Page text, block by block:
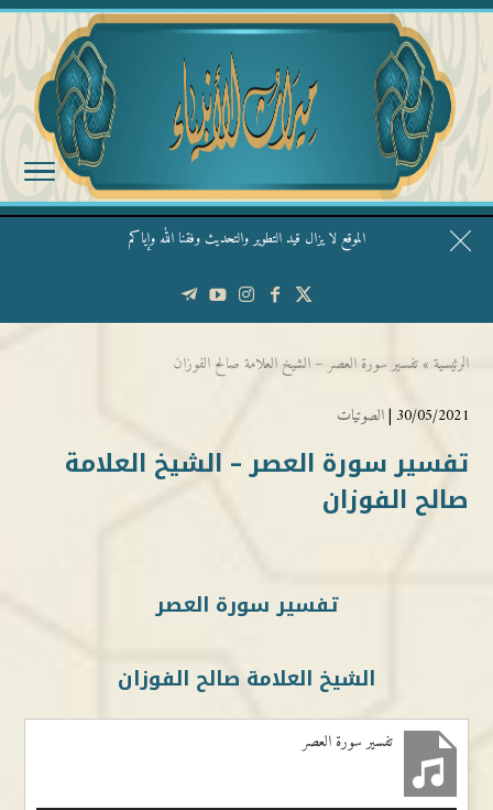
الموقع لا يزال قيد التطوير والتحديث وفقنا الله وإياكم
قال الشيخ ربيع وفقه الله: نحن ليس عندنا تقديس الأشخاص
الرئيسية » تفسير سورة العصر – الشيخ العلامة صالح الفوزان
30/05/2021 | الصوتيات
تفسير سورة العصر – الشيخ العلامة
صالح الفوزان
تفسير سورة العصر
الشيخ العلامة صالح الفوزان
تفسير سورة العصر